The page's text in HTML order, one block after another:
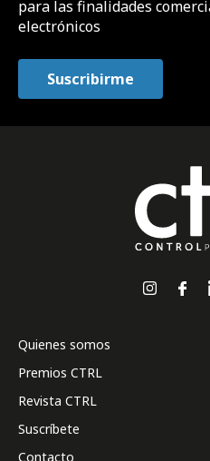
para las finalidades
electrónicos
Quienes somos
Premios CTRL
Revista CTRL
Suscríbete
Contacto